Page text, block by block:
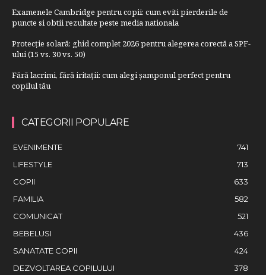
Examenele Cambridge pentru copii: cum eviti pierderile de
puncte si obtii rezultate peste media nationala
Protecție solară: ghid complet 2026 pentru alegerea corectă a SPF-
ului (15 vs. 30 vs. 50)
Fără lacrimi, fără iritații: cum alegi șamponul perfect pentru
copilul tău
CATEGORII POPULARE
EVENIMENTE
741
LIFESTYLE
713
COPII
633
FAMILIA
582
COMUNICAT
521
BEBELUSI
436
SANATATE COPII
424
DEZVOLTAREA COPILULUI
378